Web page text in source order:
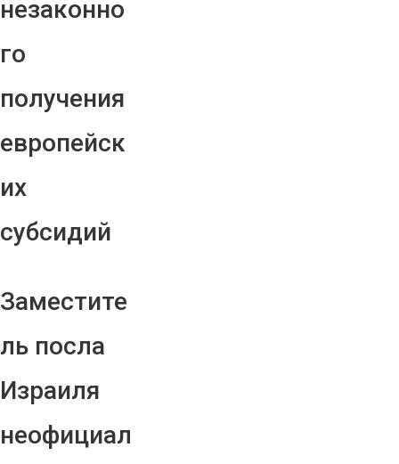
незаконно
го
получения
европейск
их
субсидий
Заместите
ль посла
Израиля
неофициал